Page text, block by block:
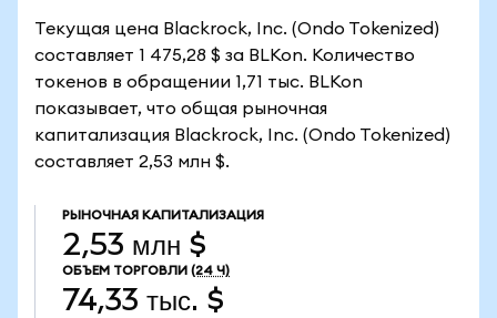
Текущая цена Blackrock, Inc. (Ondo Tokenized)
составляет 1 475,28 $ за BLKon. Количество
токенов в обращении 1,71 тыс. BLKon
показывает, что общая рыночная
капитализация Blackrock, Inc. (Ondo Tokenized)
составляет 2,53 млн $.
РЫНОЧНАЯ КАПИТАЛИЗАЦИЯ
2,53 млн $
ОБЪЕМ ТОРГОВЛИ (24 Ч)
74,33 тыс. $